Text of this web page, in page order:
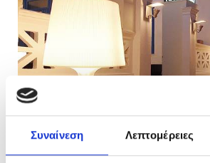
Συναίνεση Λεπτομέρειες